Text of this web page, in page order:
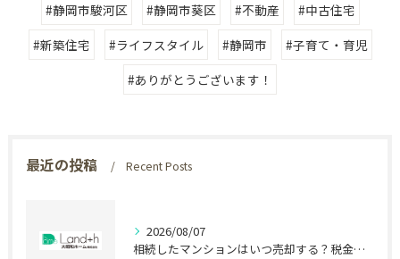
#静岡市駿河区
#静岡市葵区 #不動産
#中古住宅
#新築住宅
#ライフスタイル #静岡市
#子育て・育児
#ありがとうございます！
最近の投稿 Recent Posts
2026/08/07
相続したマンションはいつ売却する？税金で差が出る時期